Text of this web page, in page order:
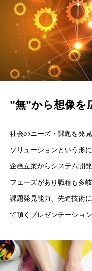
”無”から想像を
社会のニーズ・課題を発
ソリューションという形
企画立案からシステム開
フェーズがあり職種も多岐
課題発見能力、先進技術
て頂くプレゼンテーショ